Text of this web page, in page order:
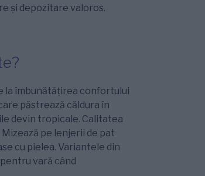
şi depozitare valoros.
la îmbunătăţirea confortului
păstrează căldura în
devin tropicale. Calitatea
pe lenjerii de pat
cu pielea. Variantele din
vară când